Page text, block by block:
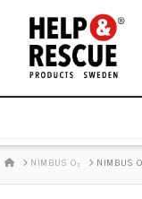
HOMENIMBUS O₂ NIMBUS